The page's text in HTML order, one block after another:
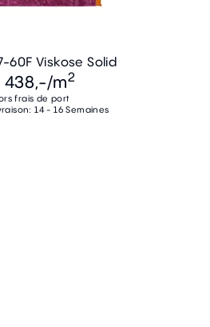
60F Viskose Solid
/m2
frais de port
14 - 16 Semaines